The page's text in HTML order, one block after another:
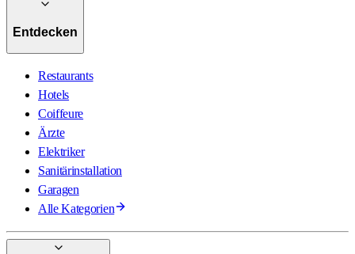
Entdecken
Restaurants
Hotels
Coiffeure
Ärzte
Elektriker
Sanitärinstallation
Garagen
Alle Kategorien